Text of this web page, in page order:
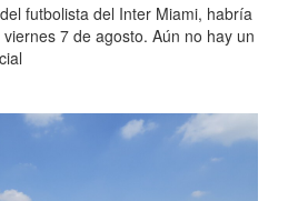
futbolista del Inter Miami, habría
7 de agosto. Aún no hay un